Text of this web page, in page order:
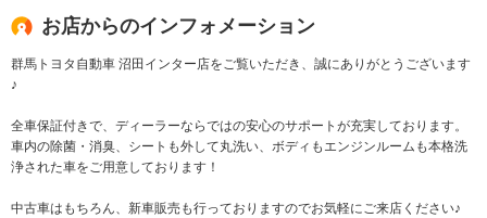
り防止機能 AWD
お店からのインフォメーション
群馬トヨタ自動車 沼田インター店をご覧いただき、誠にありがとうございます
♪
全車保証付きで、ディーラーならではの安心のサポートが充実しております。
車内の除菌・消臭、シートも外して丸洗い、ボディもエンジンルームも本格洗
浄された車をご用意しております！
中古車はもちろん、新車販売も行っておりますのでお気軽にご来店ください♪